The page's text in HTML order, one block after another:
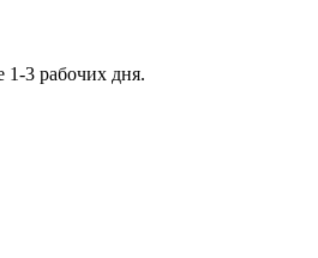
3 рабочих дня.